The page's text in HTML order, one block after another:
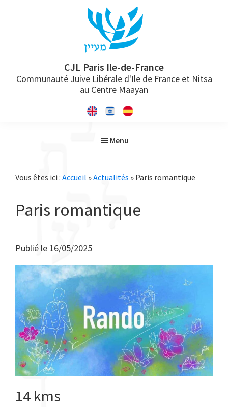
principale
CJL Paris Ile-de-France
Communauté Juive Libérale d'Ile de France et Nitsa
au Centre Maayan
Menu
Vous êtes ici : Accueil »Actualités » Paris romantique
Paris romantique
Publié le 16/05/2025
14 kms